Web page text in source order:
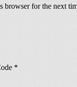
browser for the next
*